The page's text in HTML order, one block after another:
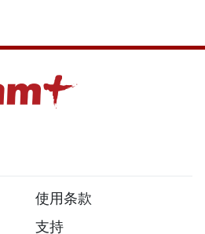
使用条款
支持